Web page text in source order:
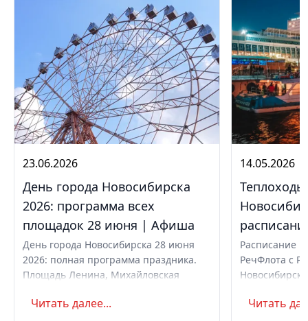
23.06.2026
День города Новосибирска
2026: программа всех
площадок 28 июня | Афиша
День города Новосибирска 28 июня
2026: полная программа праздника.
Площадь Ленина, Михайловская
концерт с Айвазовским Оркестром и
Читать далее...
14.05.2026
Расписание
РечФлота с
вечер. Как
Читать